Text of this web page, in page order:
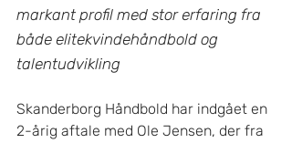
markant profil med stor erfaring fra
både elitekvindehåndbold og
talentudvikling
Skanderborg Håndbold har indgået en
2-årig aftale med Ole Jensen, der fra